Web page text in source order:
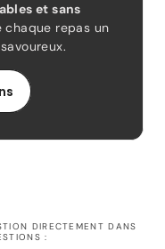
et sans
chaque repas un
DIRECTEMENT DANS
: